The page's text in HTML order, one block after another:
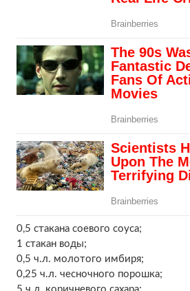
0,5 стакана соевого соуса;
1 стакан воды;
0,5 ч.л. молотого имбиря;
0,25 ч.л. чесночного порошка;